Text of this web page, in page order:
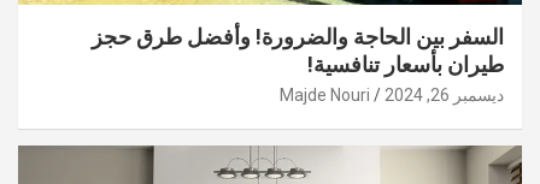
السفر بين الحاجة والضرورة! وأفضل طرق حجز
طيران بأسعار تنافسية!
ديسمبر 26, 2024 Majde Nouri